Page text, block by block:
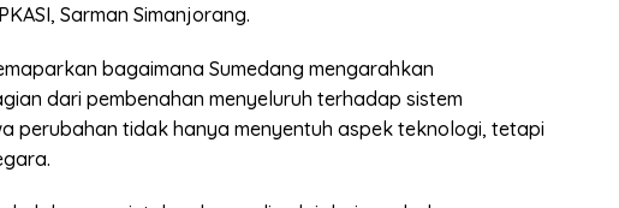
Sarman Simanjorang.
bagaimana Sumedang mengarahkan
dari pembenahan menyeluruh terhadap sistem
perubahan tidak hanya menyentuh aspek teknologi, tetapi